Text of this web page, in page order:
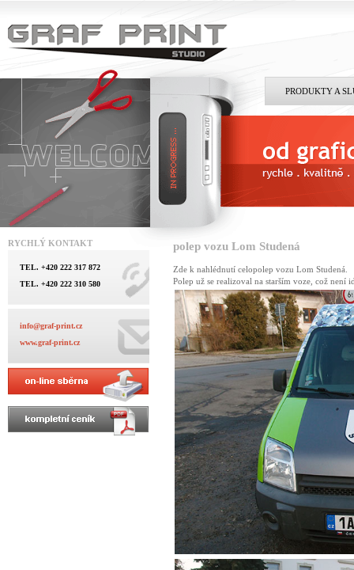
PRODUKTY A
polep vozu Lom Studená
Zde k nahlédnutí celopolep vozu Lom Studená.
Polep už se realizoval na starším voze, což
RYCHLÝ KONTAKT
TEL. +420 222 317 872
TEL. +420 222 310 580
info@graf-print.cz
www.graf-print.cz